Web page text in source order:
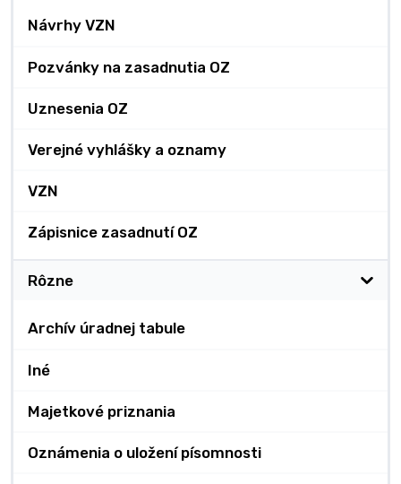
Návrhy VZN
Pozvánky na zasadnutia OZ
Uznesenia OZ
Verejné vyhlášky a oznamy
VZN
Zápisnice zasadnutí OZ
Rôzne
Archív úradnej tabule
Iné
Majetkové priznania
Oznámenia o uložení písomnosti